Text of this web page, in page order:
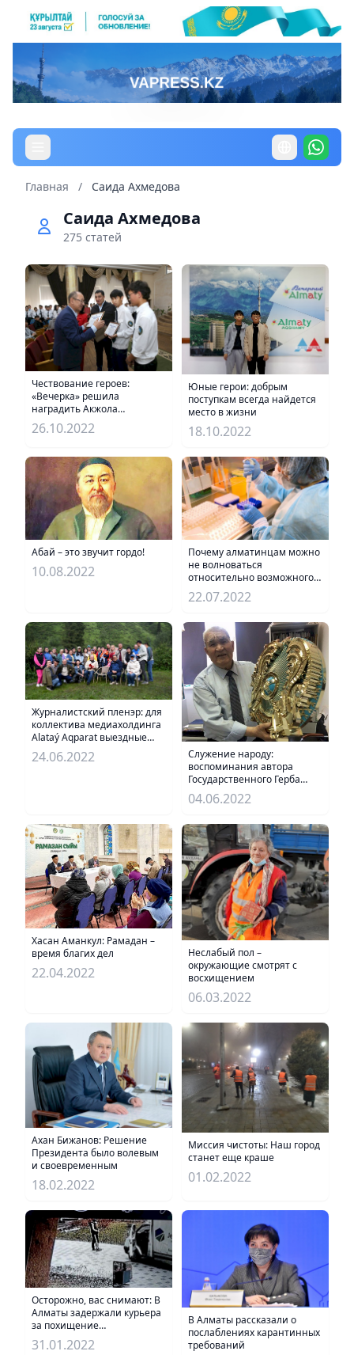
Главная / Саида Ахмедова
Саида Ахмедова
275 статей
Чествование героев:
«Вечерка» решила
наградить Акжола
Абдыкадыра и Данияра
Саке благодарственными
26.10.2022
Юные герои: добрым
поступкам всегда найдется
место в жизни
18.10.2022
Абай – это звучит гордо!
10.08.2022
Почему алматинцам можно
не волноваться
относительно возможного
заражения COVID-19,
рассказала Тамара
22.07.2022
Журналистский пленэр: для
коллектива медиахолдинга
Alataý Aqparat выездные
тимбилдинги на природе
уже стали доброй
24.06.2022
Служение народу:
воспоминания автора
Государственного Герба
Казахстана
04.06.2022
Хасан Аманкул: Рамадан –
22.04.2022
Неслабый пол –
окружающие смотрят с
восхищением
06.03.2022
Ахан Бижанов: Решение
Президента было волевым
и своевременным
18.02.2022
Миссия чистоты: Наш город
станет еще краше
01.02.2022
Осторожно, вас снимают: В
Алматы задержали курьера
за похищение
канализационного люка
31.01.2022
В Алматы рассказали о
послаблениях карантинных
требований